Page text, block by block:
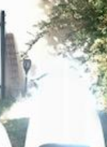
87 hab/km²
22 %
43 ans
14 974 habitants
3 110 euros / mois
42 %
24 %